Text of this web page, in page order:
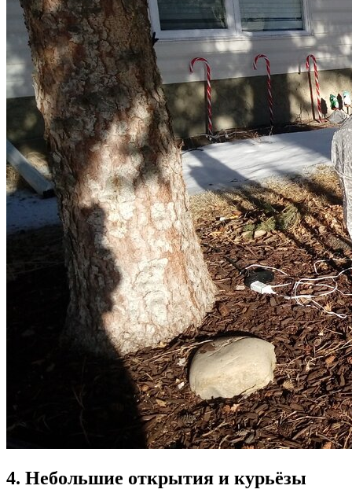
4. Небольшие открытия и курьёзы